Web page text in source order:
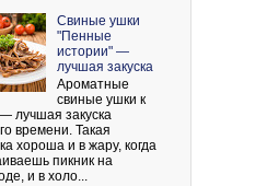
Свиные ушки
"Пенные
истории" —
лучшая закуска
Ароматные
свиные ушки к
лучшая закуска
времени. Такая
хороша и в жару, когда
пикник на
и в холо...